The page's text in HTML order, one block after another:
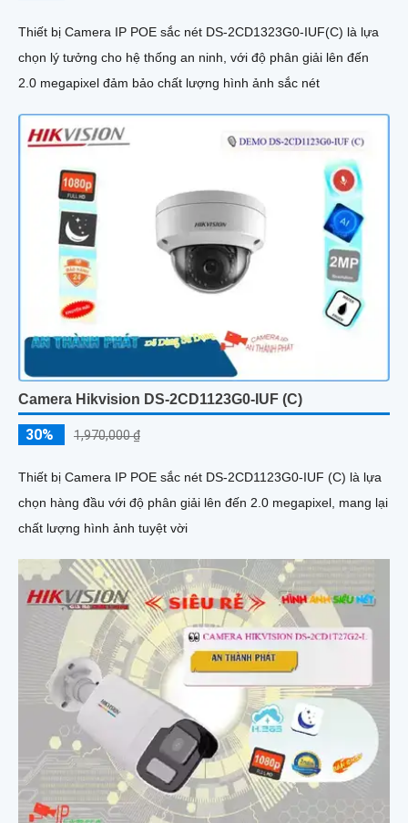
Thiết bị Camera IP POE sắc nét DS-2CD1323G0-IUF(C) là lựa
chọn lý tưởng cho hệ thống an ninh, với độ phân giải lên đến
2.0 megapixel đảm bảo chất lượng hình ảnh sắc nét
Camera Hikvision DS-2CD1123G0-IUF (C)
30% 1,970,000 ₫
Thiết bị Camera IP POE sắc nét DS-2CD1123G0-IUF (C) là lựa
chọn hàng đầu với độ phân giải lên đến 2.0 megapixel, mang lại
chất lượng hình ảnh tuyệt vời